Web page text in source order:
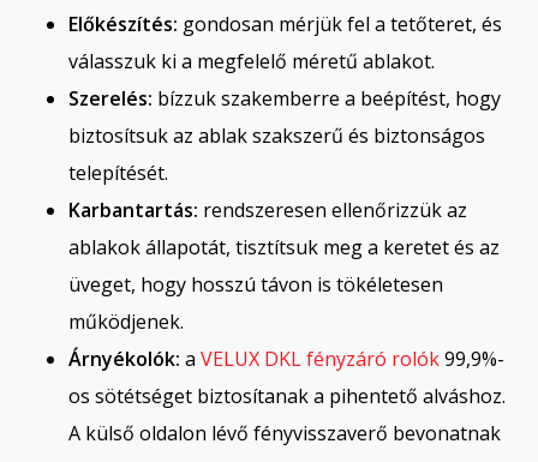
Előkészítés: gondosan mérjük fel a tetőteret, és
válasszuk ki a megfelelő méretű ablakot.
Szerelés: bízzuk szakemberre a beépítést, hogy
biztosítsuk az ablak szakszerű és biztonságos
telepítését.
Karbantartás: rendszeresen ellenőrizzük az
ablakok állapotát, tisztítsuk meg a keretet és az
üveget, hogy hosszú távon is tökéletesen
működjenek.
Árnyékolók: a VELUX DKL fényzáró rolók99,9%-
os sötétséget biztosítanak a pihentető alváshoz.
A külső oldalon lévő fényvisszaverő bevonatnak